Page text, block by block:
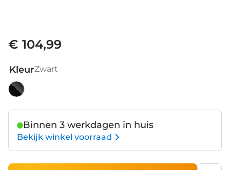
€ 104,99
KleurZwart
Binnen 3 werkdagen in huis
Bekijk winkel voorraad